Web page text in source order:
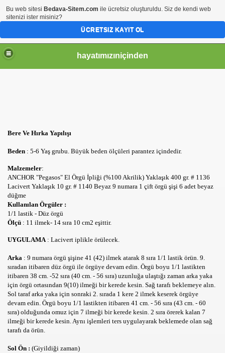
hayatımızıniçinden
Bere Ve Hırka Yapılışı
Beden : 5-6 Yaş grubu. Büyük beden ölçüleri parantez içindedir.
Malzemeler:
ANCHOR "Pegasos" El Örgü İpliği (%100 Akrilik) Yaklaşık 400 gr. # 1136
Lacivert Yaklaşık 10 gr. # 1140 Beyaz 9 numara 1 çift örgü şişi 6 adet beyaz
düğme
Kullanılan Örgüler :
1/1 lastik - Düz örgü
Ölçü : 11 ilmek- 14 sıra 10 cm2 eşittir.
UYGULAMA: Lacivert iplikle örülecek.
Arka : 9 numara örgü şişine 41 (42) ilmek atarak 8 sıra 1/1 lastik örün. 9.
sıradan itibaren düz örgü ile örgüye devam edin. Örgü boyu 1/1 lastikten
itibaren 38 cm. -52 sıra (40 cm. - 56 sıra) uzunluğa ulaştığı zaman arka yaka
için örgü ortasından 9(10) ilmeği bir kerede kesin. Sağ tarafı beklemeye alın.
Sol taraf arka yaka için sonraki 2. sırada 1 kere 2 ilmek keserek örgüye
devam edin. Örgü boyu 1/1 lastikten itibaren 41 cm. - 56 sıra (43 cm. - 60
sıra) olduğunda omuz için 7 ilmeği bir kerede kesin. 2 sıra örerek kalan 7
ilmeği bir kerede kesin. Aynı işlemleri ters uygulayarak beklemede olan sağ
tarafı da örün.
Sol Ön : (Giyildiği zaman)
Bu web sitesi Bedava-Sitem.com ile ücretsiz oluşturuldu. Siz de kendi web
sitenizi ister misiniz?
ÜCRETSIZ KAYIT OL